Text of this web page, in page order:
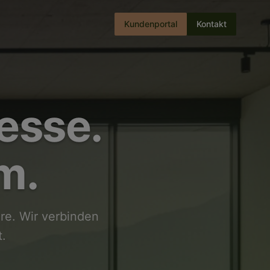
Kundenportal Kontakt
Wir verbinden